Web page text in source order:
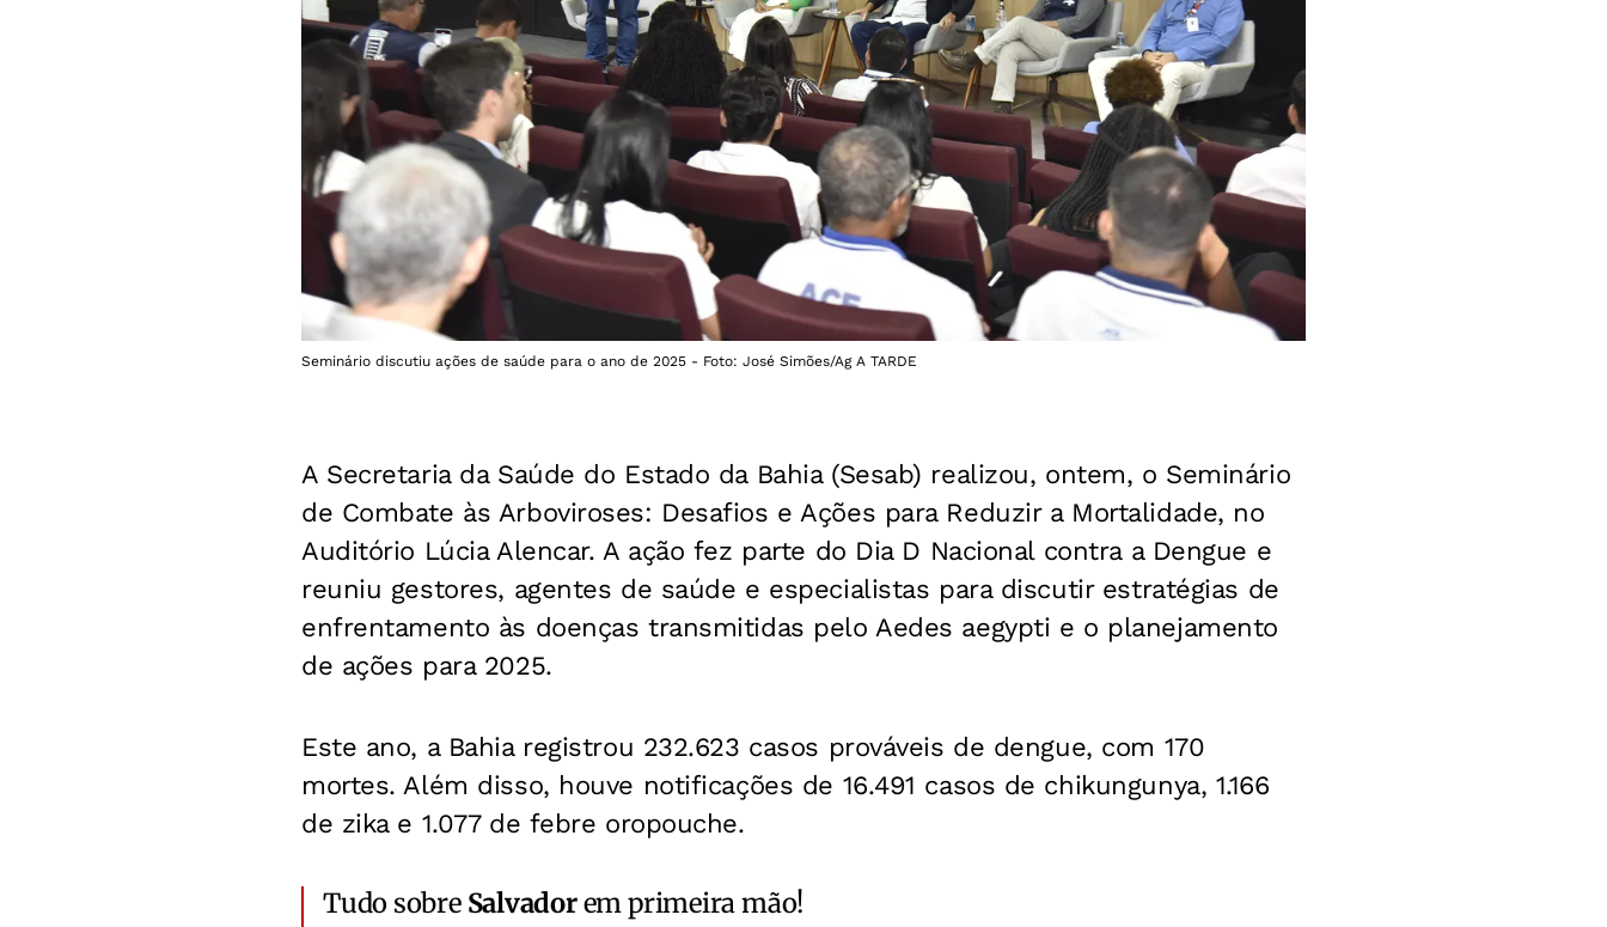
Seminário discutiu ações de saúde para o ano de 2025 - Foto: José Simões/Ag A TARDE
A Secretaria da Saúde do Estado da Bahia (Sesab) realizou, ontem, o Seminário
de Combate às Arboviroses: Desafios e Ações para Reduzir a Mortalidade, no
Auditório Lúcia Alencar. A ação fez parte do Dia D Nacional contra a Dengue e
reuniu gestores, agentes de saúde e especialistas para discutir estratégias de
enfrentamento às doenças transmitidas pelo Aedes aegypti e o planejamento
de ações para 2025.
Este ano, a Bahia registrou 232.623 casos prováveis de dengue, com 170
mortes. Além disso, houve notificações de 16.491 casos de chikungunya, 1.166
de zika e 1.077 de febre oropouche.
Tudo sobre Salvadorem primeira mão!